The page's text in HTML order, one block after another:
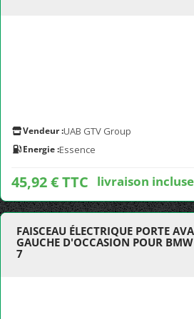
Vendeur :UAB GTV Group
Energie :Essence
45,92 € TTC livraison incluse
FAISCEAU ÉLECTRIQUE PORTE
GAUCHE D'OCCASION POUR BMW
7